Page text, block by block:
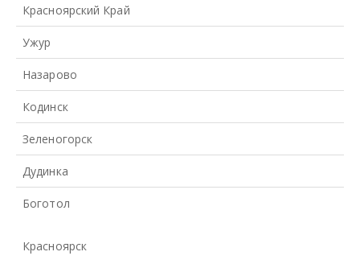
Красноярский Край
Ужур
Назарово
Кодинск
Зеленогорск
Дудинка
Боготол
Красноярск